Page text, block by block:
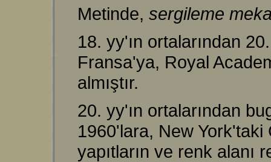
Metinde, sergileme
18. yy'ın ortalarından
Fransa'ya, Royal
almıştır.
20. yy'ın ortalarından
1960'lara, New York'taki
yapıtların ve renk alanı